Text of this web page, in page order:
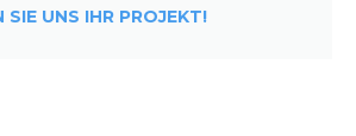
SIE UNS IHR PROJEKT!